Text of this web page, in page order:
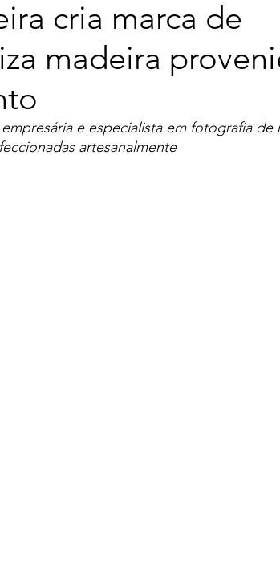
cria marca de
madeira
e especialista em fotografia de
artesanalmente